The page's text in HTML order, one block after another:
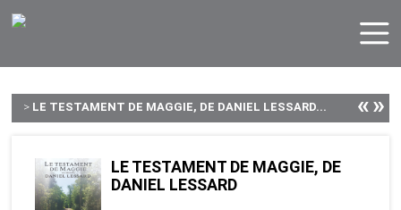
> LE TESTAMENT DE MAGGIE, DE DANIEL LESSARD... «»
LE TESTAMENT DE MAGGIE, DE
DANIEL LESSARD